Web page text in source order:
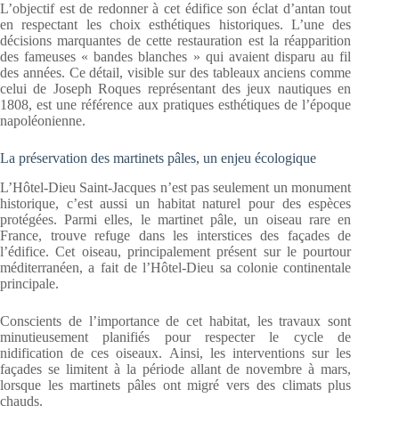
L’objectif est de redonner à cet édifice son éclat d’antan tout
en respectant les choix esthétiques historiques. L’une des
décisions marquantes de cette restauration est la réapparition
des fameuses « bandes blanches » qui avaient disparu au fil
des années. Ce détail, visible sur des tableaux anciens comme
celui de Joseph Roques représentant des jeux nautiques en
1808, est une référence aux pratiques esthétiques de l’époque
napoléonienne.
La préservation des martinets pâles, un enjeu écologique
L’Hôtel-Dieu Saint-Jacques n’est pas seulement un monument
historique, c’est aussi un habitat naturel pour des espèces
protégées. Parmi elles, le martinet pâle, un oiseau rare en
France, trouve refuge dans les interstices des façades de
l’édifice. Cet oiseau, principalement présent sur le pourtour
méditerranéen, a fait de l’Hôtel-Dieu sa colonie continentale
principale.
Conscients de l’importance de cet habitat, les travaux sont
minutieusement planifiés pour respecter le cycle de
nidification de ces oiseaux. Ainsi, les interventions sur les
façades se limitent à la période allant de novembre à mars,
lorsque les martinets pâles ont migré vers des climats plus
chauds.